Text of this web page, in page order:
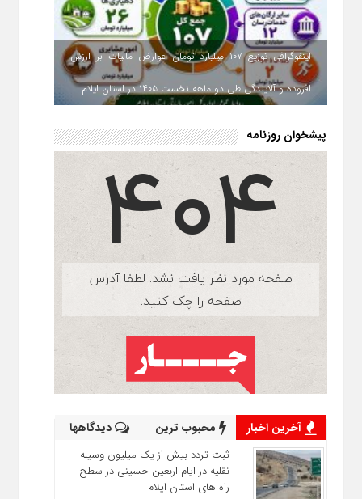
اینفوگرافی توزیع ۱۰۷ میلیارد تومان عوارض مالیات بر ارزش
افزوده و آلایندگی طی دو ماهه نخست ۱۴۰۵ در استان ایلام
پیشخوان روزنامه
آخرین اخبار محبوب ترین دیدگاهها
ثبت تردد بیش از یک میلیون وسیله
نقلیه در ایام اربعین حسینی در سطح
راه‌ های استان ایلام